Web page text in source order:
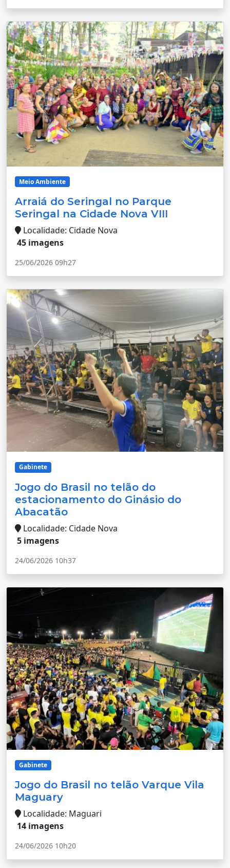
Meio Ambiente
Arraiá do Seringal no Parque
Seringal na Cidade Nova VIII
Localidade: Cidade Nova
45 imagens
25/06/2026 09h27
Gabinete
Jogo do Brasil no telão do
estacionamento do Ginásio do
Abacatão
Localidade: Cidade Nova
5 imagens
24/06/2026 10h37
Gabinete
Jogo do Brasil no telão Varque Vila
Maguary
Localidade: Maguari
14 imagens
24/06/2026 10h20